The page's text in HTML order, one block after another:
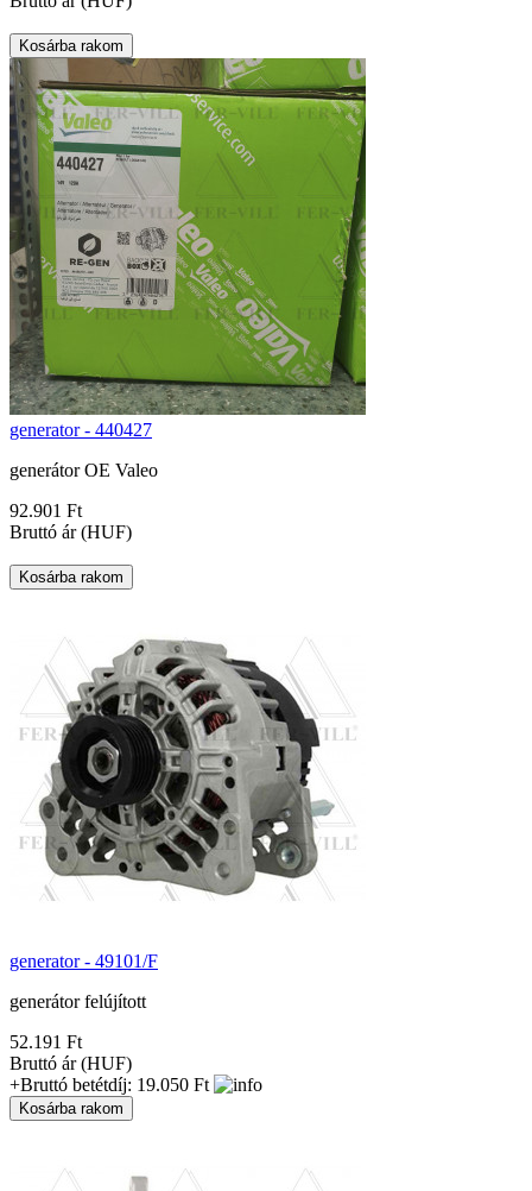
generator - 440427
generátor OE Valeo
92.901 Ft
Bruttó ár (HUF)
generator - 49101/F
generátor felújított
52.191 Ft
Bruttó ár (HUF)
+Bruttó betétdíj: 19.050 Ft